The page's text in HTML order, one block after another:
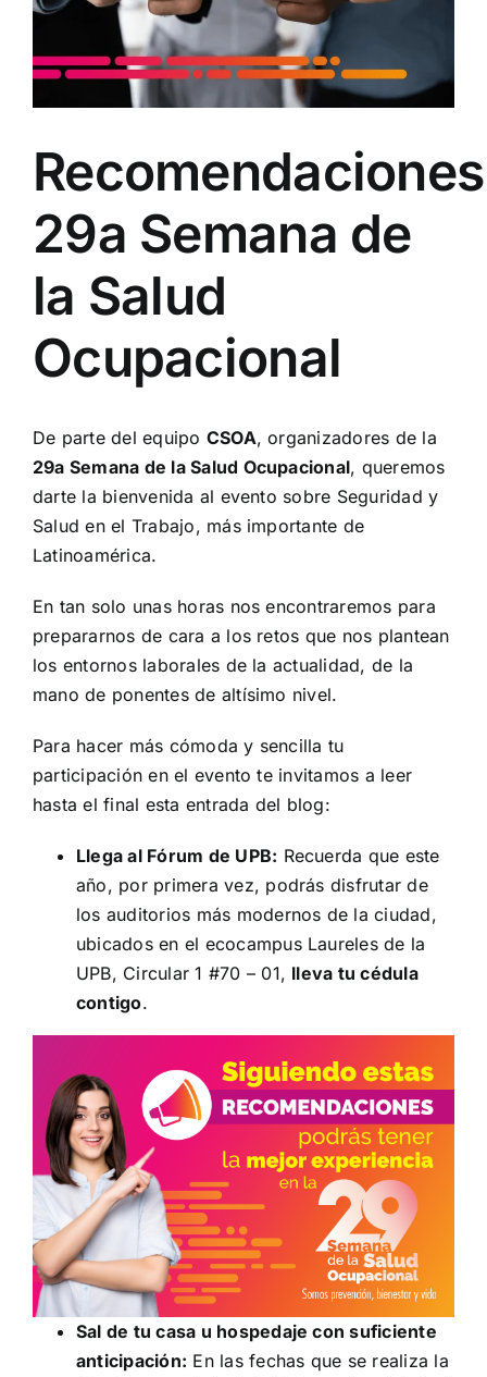
Recomendaciones
29a Semana de
la Salud
Ocupacional
De parte del equipo CSOA, organizadores de la
29a Semana de la Salud Ocupacional, queremos
darte la bienvenida al evento sobre Seguridad y
Salud en el Trabajo, más importante de
Latinoamérica.
En tan solo unas horas nos encontraremos para
prepararnos de cara a los retos que nos plantean
los entornos laborales de la actualidad, de la
mano de ponentes de altísimo nivel.
Para hacer más cómoda y sencilla tu
participación en el evento te invitamos a leer
hasta el final esta entrada del blog:
Llega al Fórum de UPB: Recuerda que este
año, por primera vez, podrás disfrutar de
los auditorios más modernos de la ciudad,
ubicados en el ecocampus Laureles de la
UPB, Circular 1 #70 – 01, lleva tu cédula
contigo.
Sal de tu casa u hospedaje con suficiente
anticipación: En las fechas que se realiza la